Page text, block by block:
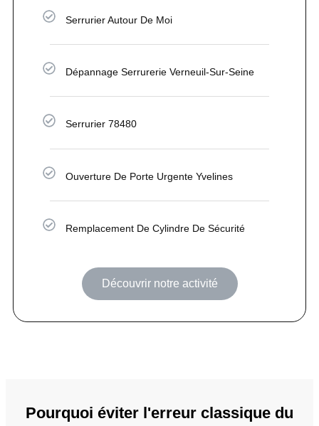
Serrurier Autour De Moi
Dépannage Serrurerie Verneuil-Sur-Seine
Serrurier 78480
Ouverture De Porte Urgente Yvelines
Remplacement De Cylindre De Sécurité
Découvrir notre activité
Pourquoi éviter l'erreur classique du